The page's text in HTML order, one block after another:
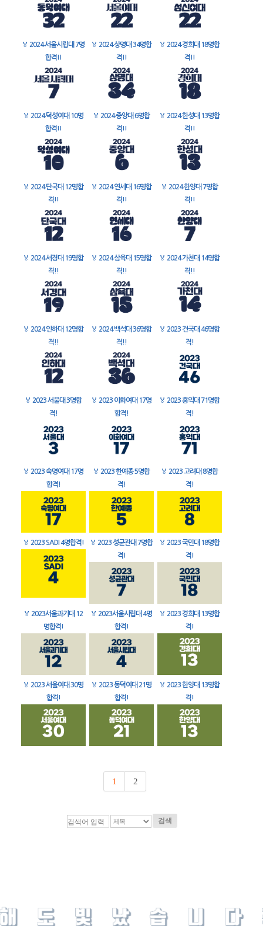
🏅 2024 서울시립대 7명
합격!!
🏅 2024 상명대 34명합
격!!
🏅 2024 경희대 18명합
격!!
🏅 2024 덕성여대 10명
합격!!
🏅 2024 중앙대 6명합
격!!
🏅 2024 한성대 13명합
격!!
🏅 2024 단국대 12명합
격!!
🏅 2024 연세대 16명합
격!!
🏅 2024 한양대 7명합
격!!
🏅 2024 서경대 19명합
격!!
🏅 2024 삼육대 15명합
격!!
🏅 2024 가천대 14명합
격!!
🏅 2024 인하대 12명합
격!!
🏅 2024 백석대 36명합
격!!
🏅 2023 건국대 46명합
격!
🏅 2023 서울대 3명합
격!
🏅 2023 이화여대 17명
합격!
🏅 2023 홍익대 71명합
격!
🏅 2023 숙명여대 17명
합격!
🏅 2023 한예종 5명합
격!
🏅 2023 고려대 8명합
격!
🏅 2023 SADI 4명합격! 🏅 2023 성균관대 7명합
격!
🏅 2023 국민대 18명합
격!
🏅 2023서울과기대 12
명합격!
🏅 2023서울시립대 4명
합격!
🏅 2023 경희대 13명합
격!
🏅 2023 서울여대 30명
합격!
🏅 2023 동덕여대 21명
합격!
🏅 2023 한양대 13명합
격!
1 2
검색